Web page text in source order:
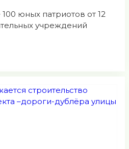
юных патриотов от 12
учреждений